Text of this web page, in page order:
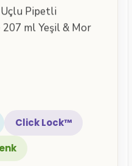
Click Lock™